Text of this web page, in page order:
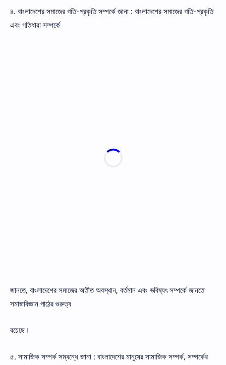
৪. বাংলাদেশের সমাজের গতি-প্রকৃতি সম্পর্কে জানা : বাংলাদেশের সমাজের গতি-প্রকৃতি
এবং গতিধারা সম্পর্কে
জানতে, বাংলাদেশের সমাজের অতীত অবস্থান, বর্তমান এবং ভবিষ্যৎ সম্পর্কে জানতে
সমাজবিজ্ঞান পাঠের গুরুত্ব
রয়েছে।
৫. সামাজিক সম্পর্ক সম্বন্ধে জানা : বাংলাদেশের মানুষের সামাজিক সম্পর্ক, সম্পর্কের